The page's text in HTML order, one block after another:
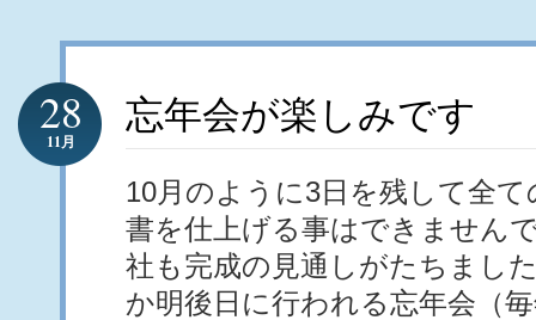
忘年会が楽しみです
28
11月
10月のように3日を残して全
書を仕上げる事はできません
社も完成の見通しがたちまし
か明後日に行われる忘年会（